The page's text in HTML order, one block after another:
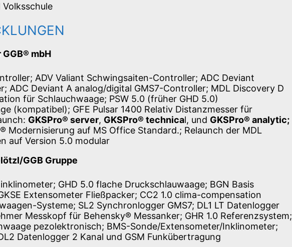
mbH
ADV Valiant Schwingsaiten-Controller; ADC Deviant
ADC Deviant A analog/digital GMS7-Controller; MDL Discovery D
für Schlauchwaage; PSW 5.0 (früher GHD 5.0)
(kompatibel); GFE Pulsar 1400 Relativ Distanzmesser für
GKSPro® server, GKSPro® technical, und GKSPro® analytic;
Modernisierung auf MS Office Standard.; Relaunch der MDL
auf Version 5.0 modular
GGB Gruppe
GHD 5.0 flache Druckschlauwaage; BGN Basis
Extensometer Fließpacker; CC2 1.0 clima-compensation
Systeme; SL2 Synchronlogger GMS7; DL1 LT Datenlogger
Messkopf für Behensky® Messanker; GHR 1.0 Referenzsystem;
pezolektronisch; BMS-Sonde/Extensometer/Inklinometer;
Datenlogger 2 Kanal und GSM Funkübertragung